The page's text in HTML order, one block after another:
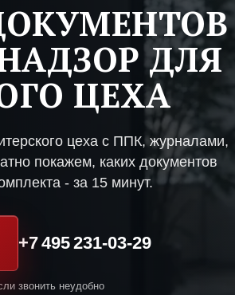
ДЛЯ
ЦЕХА
цеха с ППК, журналами,
покажем, каких документов
- за 15 минут.
+7 495 231-03-29
звонить неудобно